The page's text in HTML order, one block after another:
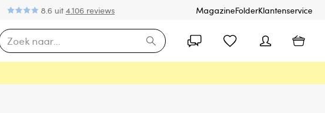
8.6 uit4.106 reviews MagazineFolderKlantenservice